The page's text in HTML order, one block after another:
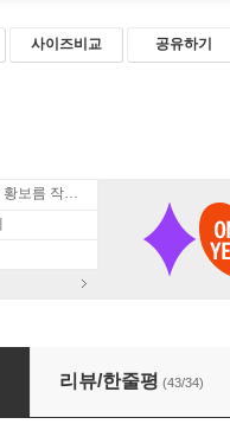
사이즈비교 공유하기
뮤지컬 〈휴남동 서점〉X 황보름 작가 북토크
리뷰/한줄평 (43/34)